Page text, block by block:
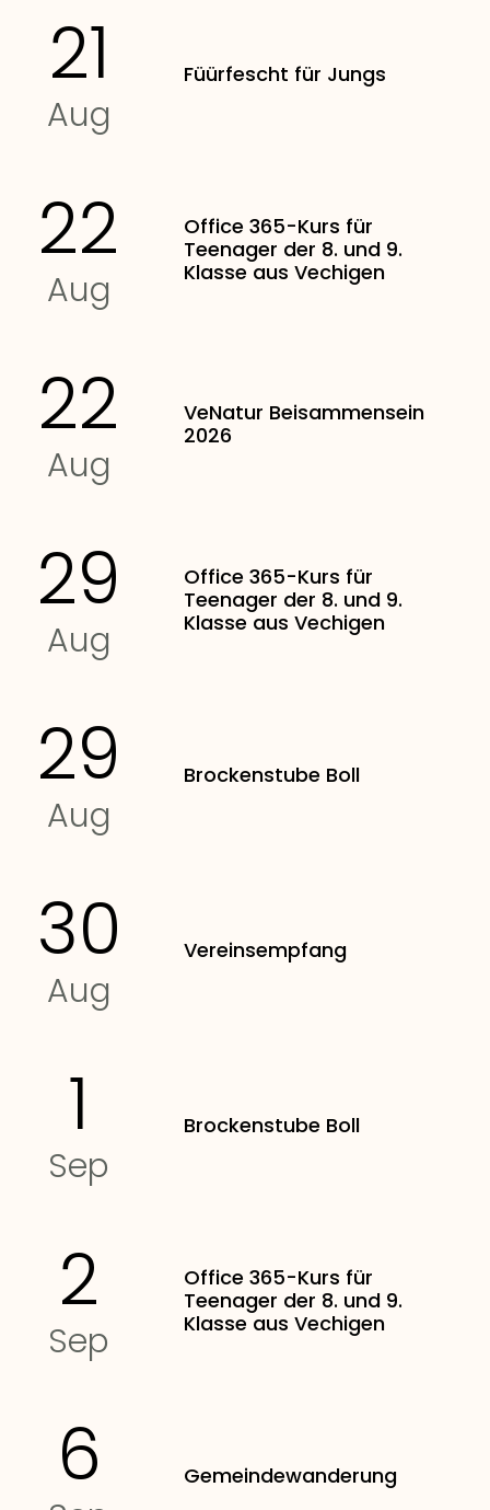
21
Aug
Füürfescht für Jungs
22
Aug
Office 365-Kurs für
Teenager der 8. und 9.
Klasse aus Vechigen
22
Aug
VeNatur Beisammensein
2026
29
Aug
Office 365-Kurs für
Teenager der 8. und 9.
Klasse aus Vechigen
29
Aug
Brockenstube Boll
30
Aug
Vereinsempfang
1
Sep
Brockenstube Boll
2
Sep
Office 365-Kurs für
Teenager der 8. und 9.
Klasse aus Vechigen
6 Gemeindewanderung